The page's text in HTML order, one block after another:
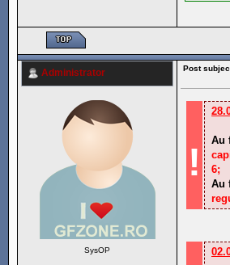
Administrator Post
SysOP
!
Au
6;
Au